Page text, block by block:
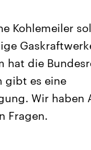
Anhalt
am 6.
neuen
wird das
Koalition aus
regiert.-
Berichte
Kohlemeiler
hat die
gibt es eine
Wir haben
Fragen.